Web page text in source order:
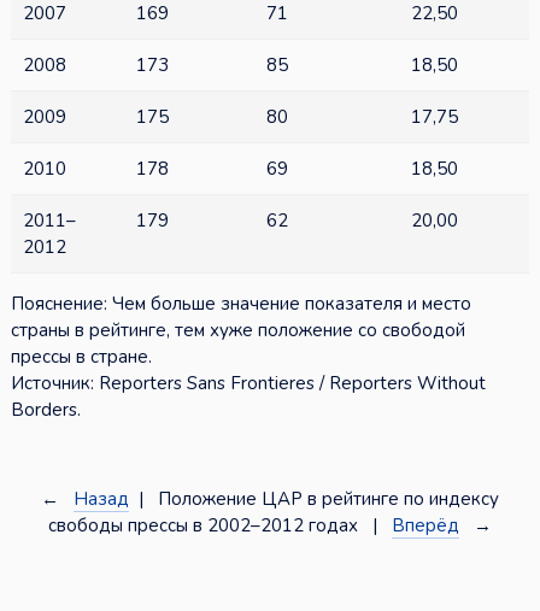
2007 169 71 22,50
2008 173 85 18,50
2009 175 80 17,75
2010 178 69 18,50
2011–
2012
179 62 20,00
Пояснение: Чем больше значение показателя и место
страны в рейтинге, тем хуже положение со свободой
прессы в стране.
Источник: Reporters Sans Frontieres / Reporters Without
Borders.
← Назад | Положение ЦАР в рейтинге по индексу
свободы прессы в 2002–2012 годах | Вперёд →